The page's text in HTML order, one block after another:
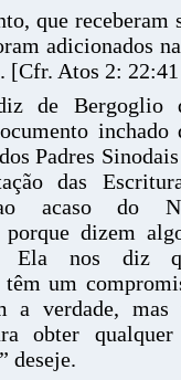
que receberam
adicionados
[Cfr. Atos 2: 22:41
de Bergoglio
Padres
das
acaso do
porque dizem
Ela nos diz
têm um
a verdade, mas
obter
deseje.